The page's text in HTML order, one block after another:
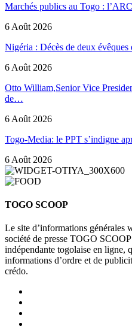
Marchés publics au Togo :
6 Août 2026
Nigéria : Décès de deux
6 Août 2026
Otto William,Senior Vice
de…
6 Août 2026
Togo-Media: le PPT s’indigne
6 Août 2026
TOGO SCOOP
Le site d’informations générales
société de presse TOGO
indépendante togolaise en ligne,
informations d’ordre et de
crédo.